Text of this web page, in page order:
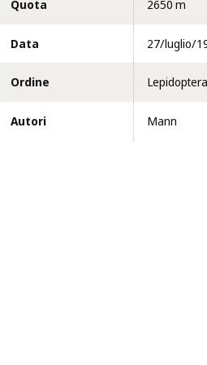
Quota 2650 m
Data 27/luglio/
Ordine Lepidoptera
Autori Mann